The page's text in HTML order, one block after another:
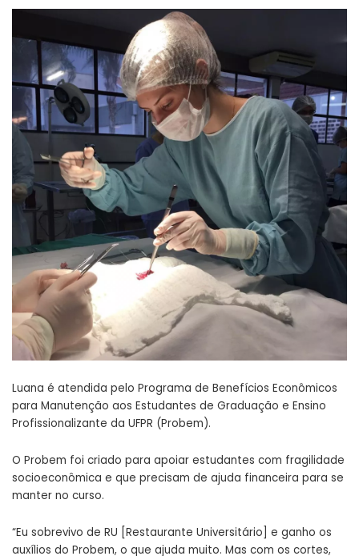
Luana é atendida pelo Programa de Benefícios Econômicos
para Manutenção aos Estudantes de Graduação e Ensino
Profissionalizante da UFPR (Probem).
O Probem foi criado para apoiar estudantes com fragilidade
socioeconômica e que precisam de ajuda financeira para se
manter no curso.
“Eu sobrevivo de RU [Restaurante Universitário] e ganho os
auxílios do Probem, o que ajuda muito. Mas com os cortes,